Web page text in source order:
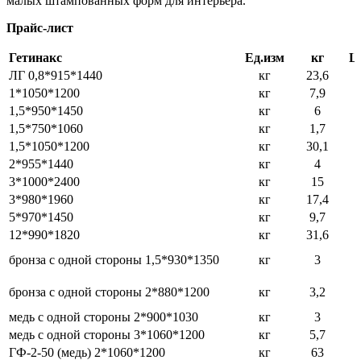
Прайс-лист
Гетинакс Ед.изм кг
ЛГ 0,8*915*1440
кг
23,6
1*1050*1200
кг
7,9
1,5*950*1450
кг
6
1,5*750*1060
кг
1,7
1,5*1050*1200
кг
30,1
2*955*1440
кг
4
3*1000*2400
кг
15
3*980*1960
кг
17,4
5*970*1450
кг
9,7
12*990*1820
кг
31,6
бронза с одной стороны 1,5*930*1350
кг 3
бронза с одной стороны 2*880*1200 кг
3,2
медь с одной стороны 2*900*1030
кг
3
медь с одной стороны 3*1060*1200
кг
5,7
ГФ-2-50 (медь) 2*1060*1200
кг
63